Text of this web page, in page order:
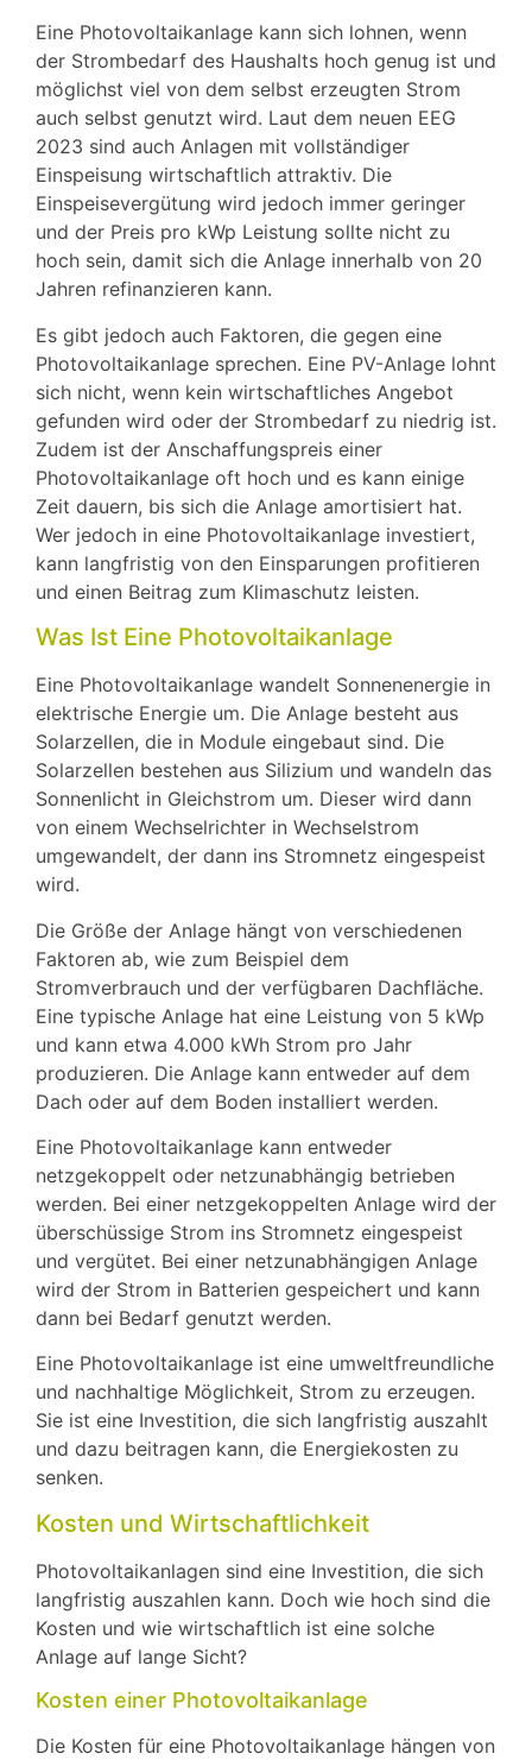
Eine Photovoltaikanlage kann sich lohnen, wenn
der Strombedarf des Haushalts hoch genug ist und
möglichst viel von dem selbst erzeugten Strom
auch selbst genutzt wird. Laut dem neuen EEG
2023 sind auch Anlagen mit vollständiger
Einspeisung wirtschaftlich attraktiv. Die
Einspeisevergütung wird jedoch immer geringer
und der Preis pro kWp Leistung sollte nicht zu
hoch sein, damit sich die Anlage innerhalb von 20
Jahren refinanzieren kann.
Es gibt jedoch auch Faktoren, die gegen eine
Photovoltaikanlage sprechen. Eine PV-Anlage lohnt
sich nicht, wenn kein wirtschaftliches Angebot
gefunden wird oder der Strombedarf zu niedrig ist.
Zudem ist der Anschaffungspreis einer
Photovoltaikanlage oft hoch und es kann einige
Zeit dauern, bis sich die Anlage amortisiert hat.
Wer jedoch in eine Photovoltaikanlage investiert,
kann langfristig von den Einsparungen profitieren
und einen Beitrag zum Klimaschutz leisten.
Was Ist Eine Photovoltaikanlage
Eine Photovoltaikanlage wandelt Sonnenenergie in
elektrische Energie um. Die Anlage besteht aus
Solarzellen, die in Module eingebaut sind. Die
Solarzellen bestehen aus Silizium und wandeln das
Sonnenlicht in Gleichstrom um. Dieser wird dann
von einem Wechselrichter in Wechselstrom
umgewandelt, der dann ins Stromnetz eingespeist
wird.
Die Größe der Anlage hängt von verschiedenen
Faktoren ab, wie zum Beispiel dem
Stromverbrauch und der verfügbaren Dachfläche.
Eine typische Anlage hat eine Leistung von 5 kWp
und kann etwa 4.000 kWh Strom pro Jahr
produzieren. Die Anlage kann entweder auf dem
Dach oder auf dem Boden installiert werden.
Eine Photovoltaikanlage kann entweder
netzgekoppelt oder netzunabhängig betrieben
werden. Bei einer netzgekoppelten Anlage wird der
überschüssige Strom ins Stromnetz eingespeist
und vergütet. Bei einer netzunabhängigen Anlage
wird der Strom in Batterien gespeichert und kann
dann bei Bedarf genutzt werden.
Eine Photovoltaikanlage ist eine umweltfreundliche
und nachhaltige Möglichkeit, Strom zu erzeugen.
Sie ist eine Investition, die sich langfristig auszahlt
und dazu beitragen kann, die Energiekosten zu
senken.
Kosten und Wirtschaftlichkeit
Photovoltaikanlagen sind eine Investition, die sich
langfristig auszahlen kann. Doch wie hoch sind die
Kosten und wie wirtschaftlich ist eine solche
Anlage auf lange Sicht?
Kosten einer Photovoltaikanlage
Die Kosten für eine Photovoltaikanlage hängen von